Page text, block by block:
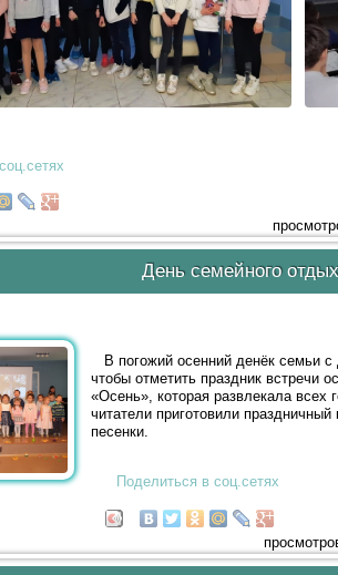
День семейного
В погожий осенний денёк семьи с
чтобы отметить праздник встречи
«Осень», которая развлекала
читатели приготовили
песенки.
Поделиться в соц.сетях